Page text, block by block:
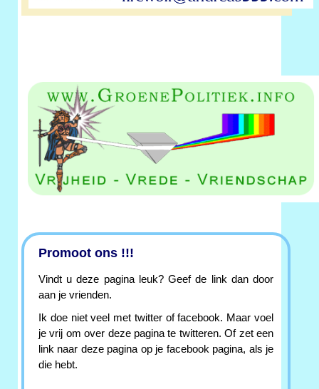
Promoot ons !!!
Vindt u deze pagina leuk? Geef de link dan door
aan je vrienden.
Ik doe niet veel met twitter of facebook. Maar voel
je vrij om over deze pagina te twitteren. Of zet een
link naar deze pagina op je facebook pagina, als je
die hebt.